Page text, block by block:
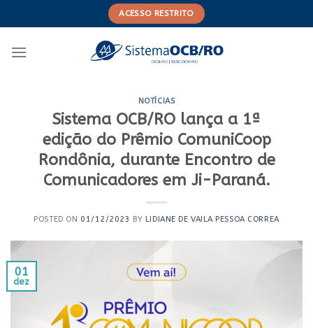
to
ACESSO RESTRITO
NOTÍCIAS
Sistema OCB/RO lança a 1ª
edição do Prêmio ComuniCoop
Rondônia, durante Encontro de
Comunicadores em Ji-Paraná.
POSTED ON 01/12/2023 BY LIDIANE DE VAILA PESSOA CORREA
01
dez